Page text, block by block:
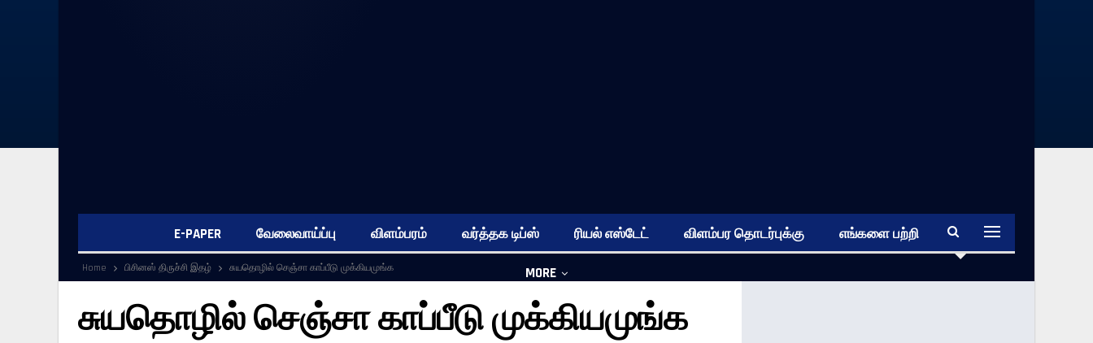
E-PAPER வேலைவாய்ப்பு விளம்பரம் வர்த்தக டிப்ஸ் ரியல் எஸ்டேட் விளம்பர தொடர்புக்கு எங்களை பற்றி
MORE
Home பிசினஸ் திருச்சி இதழ் சுயதொழில் செஞ்சா காப்பீடு முக்கியமுங்க
சுயதொழில் செஞ்சா காப்பீடு முக்கியமுங்க